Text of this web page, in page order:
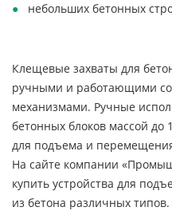
небольших бетонных
Клещевые захваты для
ручными и работающими
механизмами. Ручные
бетонных блоков массой до
для подъема и
На сайте компании
купить устройства для
из бетона различных